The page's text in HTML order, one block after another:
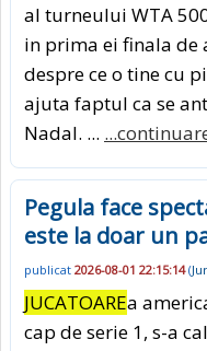
al turneului WTA
in prima ei finala de
despre ce o tine cu
ajuta faptul ca se
Nadal. ...
Pegula face
este la doar un
publicat 2026-08-01 22:15:14(
JUCATOAREa
cap de serie 1, s-a